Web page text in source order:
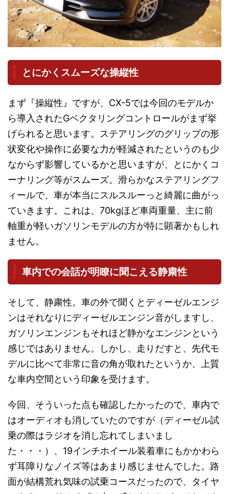
とにかくスムーズな操縦性
まず『操縦性』ですが、CX-5では今回のモデルか
ら導入されたGベクタリングコントロールがまず挙
げられると思います。ステアリングのグリップの形
状変化や操作に必要な力が軽減されたというのも少
なからず影響しているかと思いますが、とにかくコ
ーナリング等がスムーズ。滑らかなステアリングフ
ィールで、車が本当にスルスルーっと綺麗に曲がっ
ていきます。これは、70kgほど車両重量、主に前
軸重が軽いガソリンモデルの方が特に顕著かもしれ
ません。
車内での会話が明瞭に聞こえる静粛性
そして、静粛性。車の外で聞くとディーゼルエンジ
ンはそれなりにディーゼルエンジン音がしますし、
ガソリンエンジンもそれほど静かなエンジンという
感じではありません。しかし、走りだすと、先代モ
デルに比べて非常に音の角が取れたというか、上質
な車内空間という印象を受けます。
今回、そういった点も確認したかったので、車内で
はオーディオも消していたのですが（ディーゼル試
乗の際はラジオを消し忘れてしまいまし
た・・・）、19インチホイール装着車にもかかわら
ず耳障りなノイズ等はあまり感じませんでした。路
面が結構荒れ気味の試乗コースだったので、タイヤ